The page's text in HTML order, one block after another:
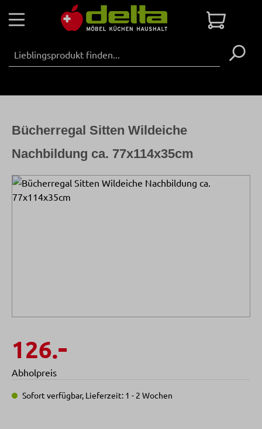
Zum Hauptinhalt springen
Bildergalerie überspringen
Bücherregal Sitten Wildeiche
Nachbildung ca. 77x114x35cm
126.-
Abholpreis
Sofort verfügbar, Lieferzeit: 1 - 2 Wochen